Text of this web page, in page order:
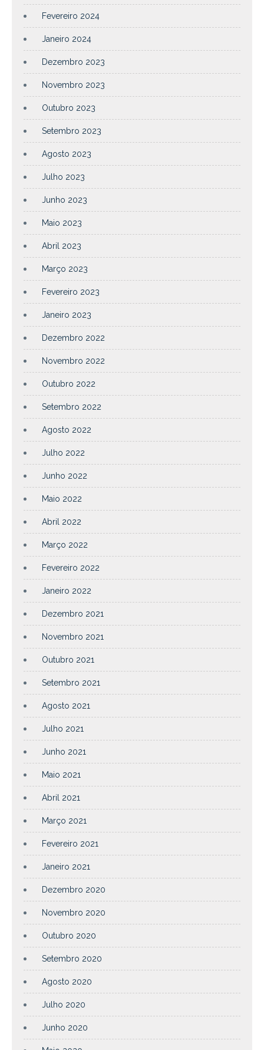
Fevereiro 2024
Janeiro 2024
Dezembro 2023
Novembro 2023
Outubro 2023
Setembro 2023
Agosto 2023
Julho 2023
Junho 2023
Maio 2023
Abril 2023
Março 2023
Fevereiro 2023
Janeiro 2023
Dezembro 2022
Novembro 2022
Outubro 2022
Setembro 2022
Agosto 2022
Julho 2022
Junho 2022
Maio 2022
Abril 2022
Março 2022
Fevereiro 2022
Janeiro 2022
Dezembro 2021
Novembro 2021
Outubro 2021
Setembro 2021
Agosto 2021
Julho 2021
Junho 2021
Maio 2021
Abril 2021
Março 2021
Fevereiro 2021
Janeiro 2021
Dezembro 2020
Novembro 2020
Outubro 2020
Setembro 2020
Agosto 2020
Julho 2020
Junho 2020